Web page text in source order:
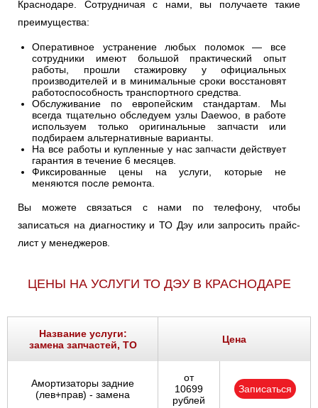
Краснодаре. Сотрудничая с нами, вы получаете такие
преимущества:
Оперативное устранение любых поломок — все
сотрудники имеют большой практический опыт
работы, прошли стажировку у официальных
производителей и в минимальные сроки восстановят
работоспособность транспортного средства.
Обслуживание по европейским стандартам. Мы
всегда тщательно обследуем узлы Daewoo, в работе
используем только оригинальные запчасти или
подбираем альтернативные варианты.
На все работы и купленные у нас запчасти действует
гарантия в течение 6 месяцев.
Фиксированные цены на услуги, которые не
меняются после ремонта.
Вы можете связаться с нами по телефону, чтобы
записаться на диагностику и ТО Дэу или запросить прайс-
лист у менеджеров.
ЦЕНЫ НА УСЛУГИ ТО ДЭУ В КРАСНОДАРЕ
Название услуги:
замена запчастей, ТО
Цена
Амортизаторы задние
(лев+прав) - замена
от
10699
рублей
Записаться